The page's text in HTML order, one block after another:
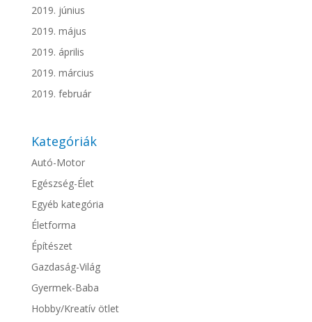
2019. június
2019. május
2019. április
2019. március
2019. február
Kategóriák
Autó-Motor
Egészség-Élet
Egyéb kategória
Életforma
Építészet
Gazdaság-Világ
Gyermek-Baba
Hobby/Kreatív ötlet